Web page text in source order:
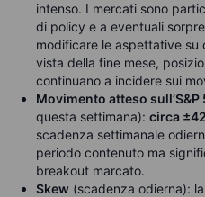
intenso. I mercati sono
di policy e a eventuali
modificare le aspettative su
vista della fine mese,
continuano a incidere sui
Movimento atteso sull’S&P
questa settimana): circa
scadenza settimanale
periodo contenuto ma
breakout marcato.
Skew (scadenza odierna):